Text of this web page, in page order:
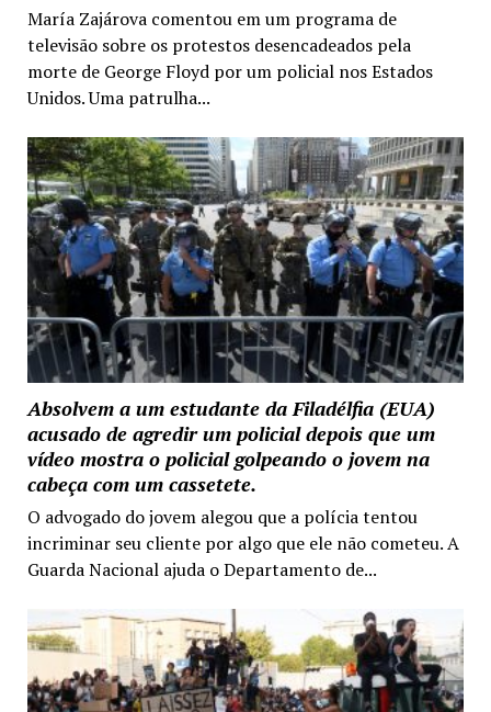
María Zajárova comentou em um programa de
televisão sobre os protestos desencadeados pela
morte de George Floyd por um policial nos Estados
Unidos. Uma patrulha...
Absolvem a um estudante da Filadélfia (EUA)
acusado de agredir um policial depois que um
vídeo mostra o policial golpeando o jovem na
cabeça com um cassetete.
O advogado do jovem alegou que a polícia tentou
incriminar seu cliente por algo que ele não cometeu. A
Guarda Nacional ajuda o Departamento de...